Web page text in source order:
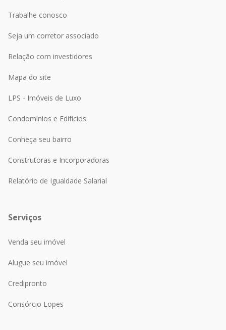
Trabalhe conosco
Seja um corretor associado
Relação com investidores
Mapa do site
LPS - Imóveis de Luxo
Condomínios e Edifícios
Conheça seu bairro
Construtoras e Incorporadoras
Relatório de Igualdade Salarial
Serviços
Venda seu imóvel
Alugue seu imóvel
Credipronto
Consórcio Lopes